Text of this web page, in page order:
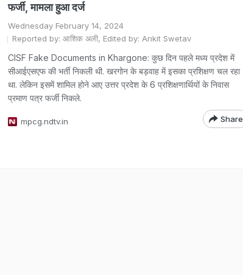
फर्जी, मामला हुआ दर्ज
Wednesday February 14, 2024
Reported by: आशिक अली, Edited by: Ankit Swetav
CISF Fake Documents in Khargone: कुछ दिन पहले मध्य प्रदेश में
सीआईएसएफ की भर्ती निकली थी. खरगोन के बड़वाह में इसका प्रशिक्षण चल रहा
था. लेकिन इसमें शामिल होने आए उत्तर प्रदेश के 6 प्रशिक्षणार्थियों के निवास
प्रमाण पत्र फर्जी निकले.
mpcg.ndtv.in Share